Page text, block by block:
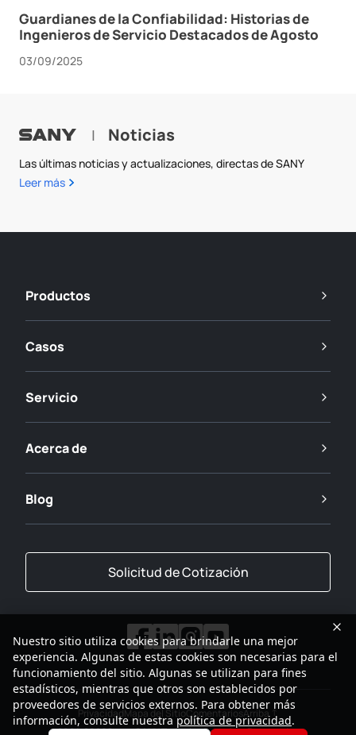
Guardianes de la Confiabilidad: Historias de
Ingenieros de Servicio Destacados de Agosto
03/09/2025
| Noticias
Las últimas noticias y actualizaciones, directas de SANY
Leer más
Productos
Casos
Servicio
Acerca de
Blog
Solicitud de Cotización
2001-2026Grupo SANY Todos los Derechos Reservados
PrivacidadMapa del SitioComentariosArriba
Nuestro sitio utiliza cookies para brindarle una mejor
experiencia. Algunas de estas cookies son necesarias para el
funcionamiento del sitio. Algunas se utilizan para fines
estadísticos, mientras que otros son establecidos por
proveedores de servicios externos. Para obtener más
información, consulte nuestrapolítica de privacidad.